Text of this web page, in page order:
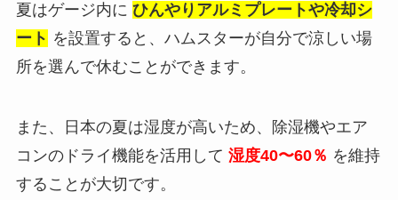
夏はゲージ内に ひんやりアルミプレートや冷却シ
ート を設置すると、ハムスターが自分で涼しい場
所を選んで休むことができます。
また、日本の夏は湿度が高いため、除湿機やエア
コンのドライ機能を活用して 湿度40〜60％ を維持
することが大切です。